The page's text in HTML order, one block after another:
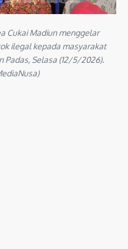
Cukai Madiun menggelar
ilegal kepada masyarakat
Padas, Selasa (12/5/2026).